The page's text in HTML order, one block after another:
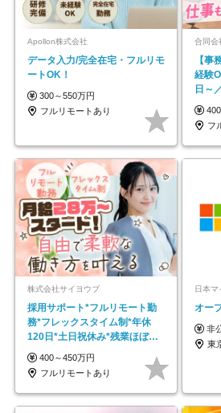
Apollon株式会社
データ入力/完全在宅・フルリモ
ートOK！
300～550万円
フルリモートあり
合同会
【事
経験
日～
モー
フ
株式会社サイヨウブ
採用サポート*フルリモート勤
務*フレックスタイム制*年休
120日*土日祝休み*残業ほぼな
し*育児中社員8割以上
400～450万円
フルリモートあり
オー
非
東